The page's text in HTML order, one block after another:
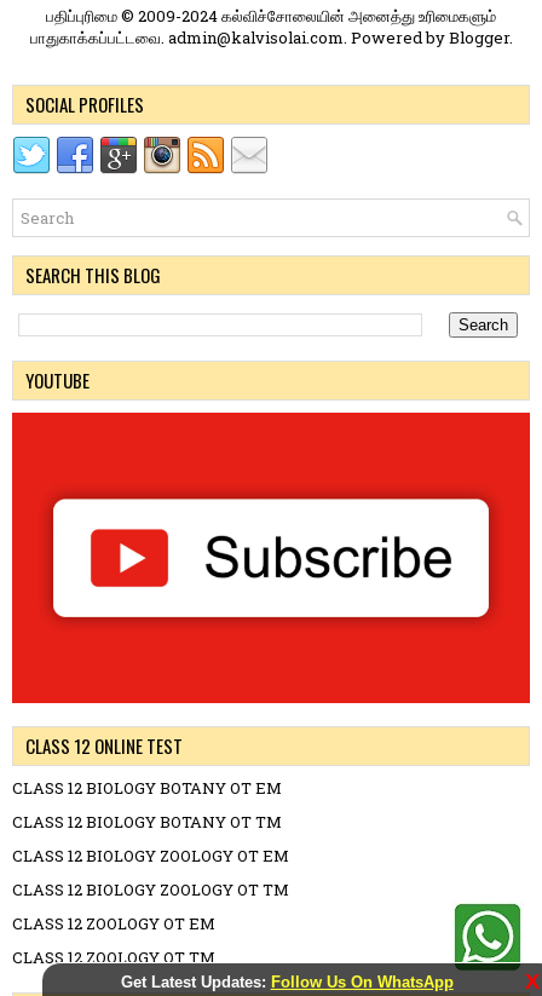
Get Latest Updates: Follow Us On WhatsApp X
பதிப்புரிமை © 2009-2024 கல்விச்சோலையின் அனைத்து உரிமைகளும்
பாதுகாக்கப்பட்டவை. admin@kalvisolai.com. Powered byBlogger.
SOCIAL PROFILES
SEARCH THIS BLOG
YOUTUBE
CLASS 12 ONLINE TEST
CLASS 12 BIOLOGY BOTANY OT EM
CLASS 12 BIOLOGY BOTANY OT TM
CLASS 12 BIOLOGY ZOOLOGY OT EM
CLASS 12 BIOLOGY ZOOLOGY OT TM
CLASS 12 ZOOLOGY OT EM
CLASS 12 ZOOLOGY OT TM